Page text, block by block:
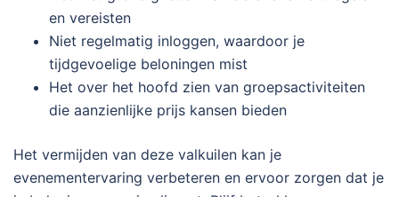
en vereisten
Niet regelmatig inloggen, waardoor je
tijdgevoelige beloningen mist
Het over het hoofd zien van groepsactiviteiten
die aanzienlijke prijs kansen bieden
Het vermijden van deze valkuilen kan je
evenementervaring verbeteren en ervoor zorgen dat je